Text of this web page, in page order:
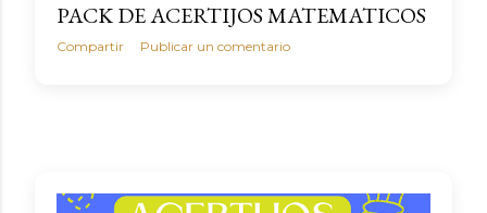
PACK DE ACERTIJOS MATEMATICOS
Compartir Publicar un comentario